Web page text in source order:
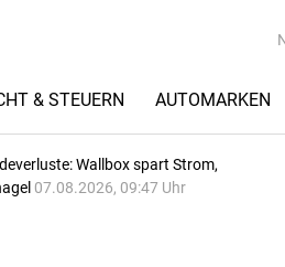
& STEUERN AUTOMARKEN
Wallbox spart Strom,
07.08.2026, 09:47 Uhr